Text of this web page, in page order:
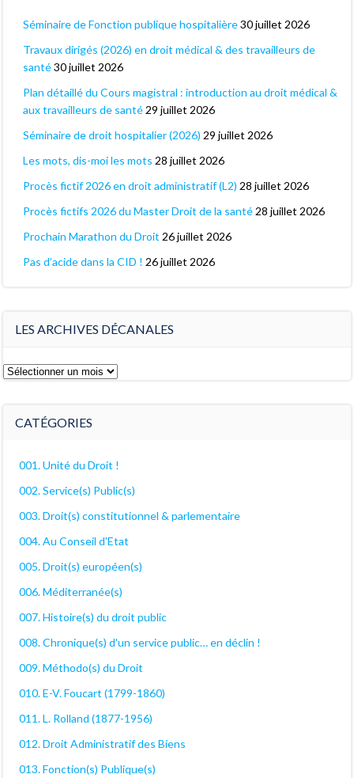
Séminaire de Fonction publique hospitalière30 juillet 2026
Travaux dirigés (2026) en droit médical & des travailleurs de
santé30 juillet 2026
Plan détaillé du Cours magistral : introduction au droit médical &
aux travailleurs de santé 29 juillet 2026
Séminaire de droit hospitalier (2026) 29 juillet 2026
Les mots, dis-moi les mots 28 juillet 2026
Procès fictif 2026 en droit administratif (L2) 28 juillet 2026
Procès fictifs 2026 du Master Droit de la santé 28 juillet 2026
Prochain Marathon du Droit 26 juillet 2026
Pas d’acide dans la CID ! 26 juillet 2026
LES ARCHIVES DÉCANALES
Les
CATÉGORIES
001. Unité du Droit !
002. Service(s) Public(s)
003. Droit(s) constitutionnel & parlementaire
004. Au Conseil d'Etat
005. Droit(s) européen(s)
006. Méditerranée(s)
007. Histoire(s) du droit public
008. Chronique(s) d'un service public… en déclin !
009. Méthodo(s) du Droit
010. E-V. Foucart (1799-1860)
011. L. Rolland (1877-1956)
012. Droit Administratif des Biens
013. Fonction(s) Publique(s)